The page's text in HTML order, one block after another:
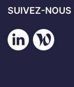
SUIVEZ-NOUS